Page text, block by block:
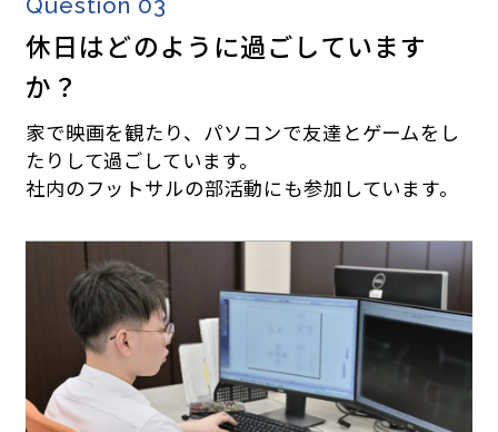
Question 03
休日はどのように過ごしています
か？
家で映画を観たり、パソコンで友達とゲームをし
たりして過ごしています。
社内のフットサルの部活動にも参加しています。